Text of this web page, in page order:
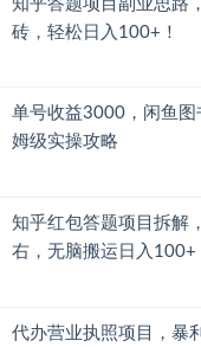
知乎答题项目副业思路
砖，轻松日入100+！
单号收益3000，闲鱼图
姆级实操攻略
知乎红包答题项目拆解
右，无脑搬运日入100+
代办营业执照项目，暴